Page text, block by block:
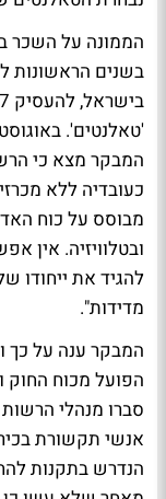
בשנים הראשונות
המבקר מצא כי
כעובדיה ללא
מבוסס על כוח
ובטלוויזיה.
להגיד את ייחודו
מדידות".
המבקר ענה על כך
הפועל מכוח החוק
סברו מנהלי
אנשי תקשורת
הנדרש בתקנות